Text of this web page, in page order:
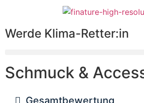
Werde Klima-Retter:in
Schmuck &
Gesamtbewertung